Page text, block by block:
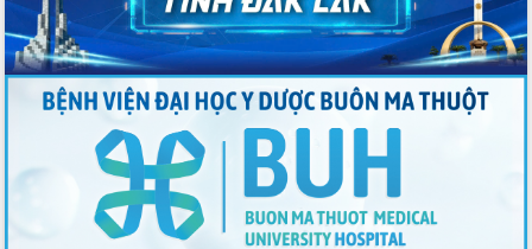
Quyết liệt cải cách hành chính, khơi
thông nguồn lực phát triển
Nâng cao hiệu lực, hiệu quả HĐND
tỉnh thông qua hiện đại hóa hành chính
Xã Ea Phê gắn cải cách hành chính với
chuyển đổi số
Phó Chủ tịch Thường trực UBND tỉnh
Hồ Thị Nguyên Thảo làm việc tại Trung
tâm Phục vụ hành chính công xã Ea